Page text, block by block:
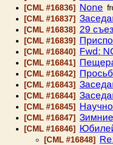
[CML #16836] None
[CML #16837]
[CML #16838] 29
[CML #16839]
[CML #16840] Fwd:
[CML #16841]
[CML #16842]
[CML #16843]
[CML #16844]
[CML #16845]
[CML #16847]
[CML #16846]
[CML #16848]